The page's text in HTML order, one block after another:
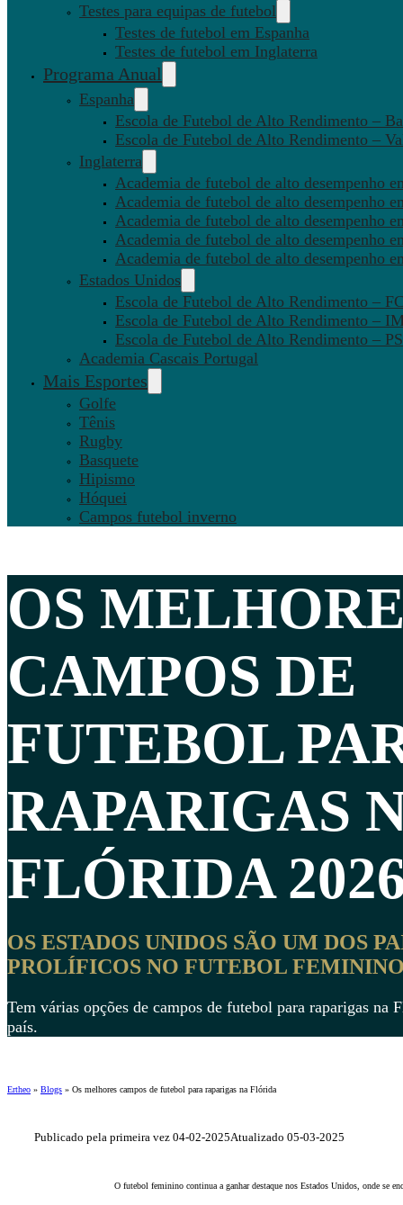
Testes para equipas de futebol
Testes de futebol em Espanha
Testes de futebol em Inglaterra
Programa Anual
Espanha
Escola de Futebol de Alto Rendimento –
Escola de Futebol de Alto Rendimento –
Inglaterra
Academia de futebol de alto desempenho
Academia de futebol de alto desempenho
Academia de futebol de alto desempenho
Academia de futebol de alto desempenho
Academia de futebol de alto desempenho
Estados Unidos
Escola de Futebol de Alto Rendimento –
Escola de Futebol de Alto Rendimento –
Escola de Futebol de Alto Rendimento –
Academia Cascais Portugal
Mais Esportes
Golfe
Tênis
Rugby
Basquete
Hipismo
Hóquei
Campos futebol inverno
OS
CAMPOS DE
FUTEBOL
RAPARIGAS
FLÓRIDA
OS ESTADOS UNIDOS SÃO UM DOS
PROLÍFICOS NO FUTEBOL
Tem várias opções de campos de futebol para raparigas na
país.
Ertheo » Blogs » Os melhores campos de futebol para raparigas na Flórida
Publicado pela primeira vez 04-02-2025Atualizado 05-03-2025
O futebol feminino continua a ganhar destaque nos Estados Unidos, onde se